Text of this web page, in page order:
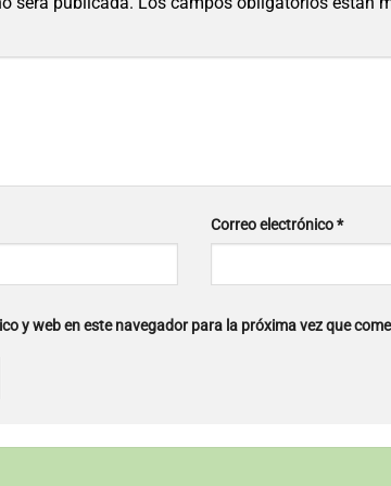
Correo electrónico*
y web en este navegador para la próxima vez que